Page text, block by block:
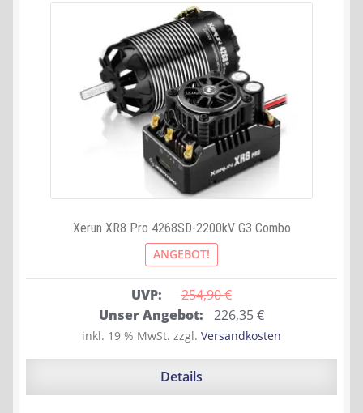
Xerun XR8 Pro 4268SD-2200kV G3 Combo
ANGEBOT!
UVP: 254,90 €
Ursprünglicher
Preis
war:
Unser Angebot: 226,35€Aktueller
Preis
ist:
inkl. 19 % MwSt. zzgl. Versandkosten
Details